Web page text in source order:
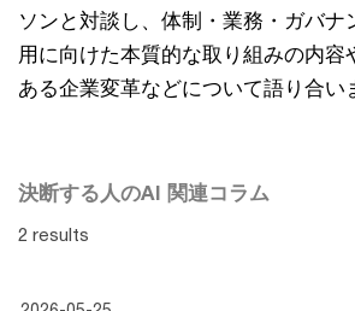
ソンと対談し、体制・業務・ガバナ
用に向けた本質的な取り組みの内容
ある企業変革などについて語り合い
決断する人のAI 関連コラム
2 results